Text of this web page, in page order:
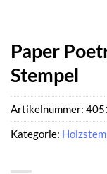
Paper
Stempel
Artikelnummer:
Kategorie: